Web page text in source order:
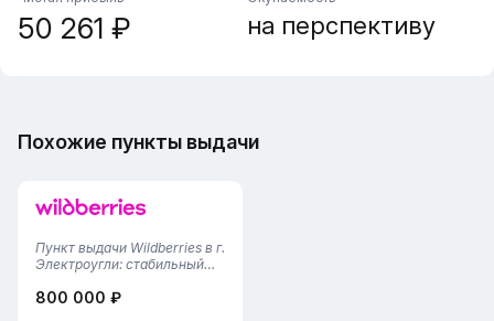
50 261 ₽ на перспективу
Похожие пункты выдачи
Пункт выдачи Wildberries в г.
Электроугли: стабильный
экономикойК продаже
800 000 ₽